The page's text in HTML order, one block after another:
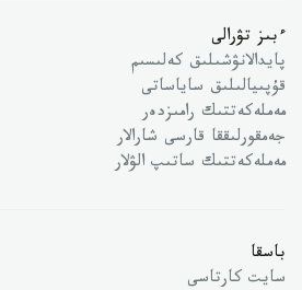
ءبىز تۋرالى
پايدالانۋشىلىق كەلىسىم
قۇپىيالىلىق ساياساتى
مەملەكەتتىك رامىزدەر
جەمقورلىققا قارسى شارالار
مەملەكەتتىك ساتىپ الۋلار
باسقا
سايت كارتاسى